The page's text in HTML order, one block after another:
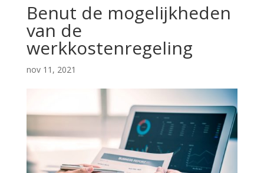
Benut de mogelijkheden
van de
werkkostenregeling
nov 11, 2021